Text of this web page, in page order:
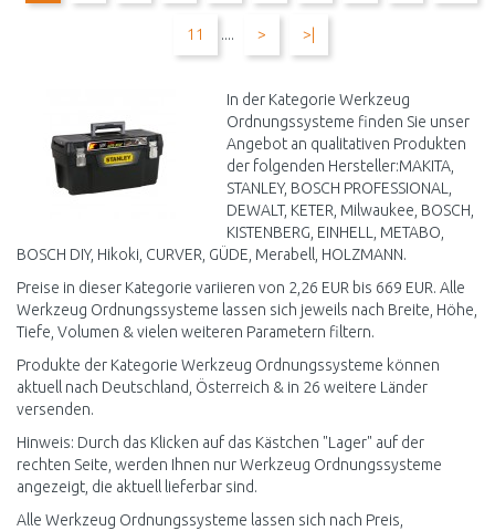
11 .... > >|
In der Kategorie Werkzeug
Ordnungssysteme finden Sie unser
Angebot an qualitativen Produkten
der folgenden Hersteller:MAKITA,
STANLEY, BOSCH PROFESSIONAL,
DEWALT, KETER, Milwaukee, BOSCH,
KISTENBERG, EINHELL, METABO,
BOSCH DIY, Hikoki, CURVER, GÜDE, Merabell, HOLZMANN.
Preise in dieser Kategorie variieren von 2,26 EUR bis 669 EUR. Alle
Werkzeug Ordnungssysteme lassen sich jeweils nach Breite, Höhe,
Tiefe, Volumen & vielen weiteren Parametern filtern.
Produkte der Kategorie Werkzeug Ordnungssysteme können
aktuell nach Deutschland, Österreich & in 26 weitere Länder
versenden.
Hinweis: Durch das Klicken auf das Kästchen "Lager" auf der
rechten Seite, werden Ihnen nur Werkzeug Ordnungssysteme
angezeigt, die aktuell lieferbar sind.
Alle Werkzeug Ordnungssysteme lassen sich nach Preis,